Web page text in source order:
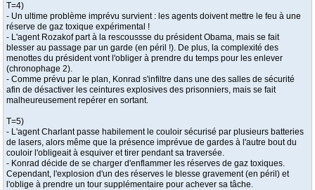
T=4)
- Un ultime problème imprévu survient : les agents doivent mettre le feu à une
réserve de gaz toxique expérimental !
- L'agent Rozakof part à la rescoussse du président Obama, mais se fait
blesser au passage par un garde (en péril !). De plus, la complexité des
menottes du président vont l'obliger à prendre du temps pour les enlever
(chronophage 2).
- Comme prévu par le plan, Konrad s'infiltre dans une des salles de sécurité
afin de désactiver les ceintures explosives des prisonniers, mais se fait
malheureusement repérer en sortant.
T=5)
- L'agent Charlant passe habilement le couloir sécurisé par plusieurs batteries
de lasers, alors même que la présence imprévue de gardes à l'autre bout du
couloir l'obligeait à esquiver et tirer pendant sa traversée.
- Konrad décide de se charger d'enflammer les réserves de gaz toxiques.
Cependant, l'explosion d'un des réserves le blesse gravement (en péril) et
l'oblige à prendre un tour supplémentaire pour achever sa tâche.